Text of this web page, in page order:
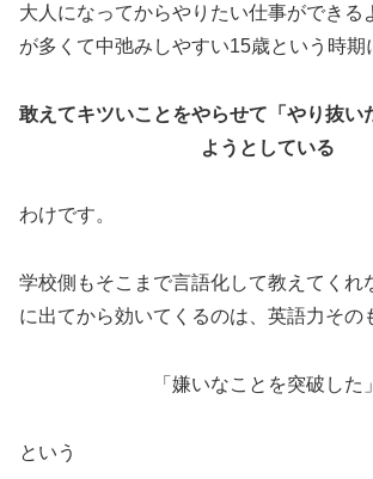
大人になってからやりたい仕事ができる
が多くて中弛みしやすい15歳という時期
敢えてキツいことをやらせて「やり抜い
ようとしている
わけです。
学校側もそこまで言語化して教えてくれ
に出てから効いてくるのは、英語力その
「嫌いなことを突破した」
という